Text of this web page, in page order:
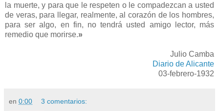
la muerte, y para que le respeten o le compadezcan a usted
de veras, para llegar, realmente, al corazón de los hombres,
para ser algo, en fin, no tendrá usted amigo lector, más
remedio que morirse.»
Julio Camba
Diario de Alicante
03-febrero-1932
en 0:00 3 comentarios: